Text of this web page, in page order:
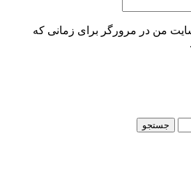
من در مرورگر برای زمانی که